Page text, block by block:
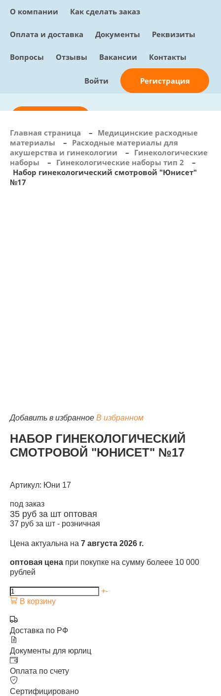
О компании Как сделать заказ
Оплата и доставка Документы Реквизиты
Вопросы Отзывы Вакансии Контакты
Войти Регистрация
info@sunmed.ru
Пн – Пт: с 10:00 - 18:00
+7 (495) 730-90-25
Главная страница – Медицинские расходные
материалы
– Расходные материалы для
акушерства и гинекологии
– Гинекологические
наборы
– Гинекологические наборы тип 2
–
Набор гинекологический смотровой "Юнисет"
№17
Добавить в избранное В избранном
НАБОР ГИНЕКОЛОГИЧЕСКИЙ
СМОТРОВОЙ "ЮНИСЕТ" №17
Артикул: Юни 17
под заказ
35 руб за шт оптовая
37 руб за шт - розничная
Цена актуальна на 7 августа 2026 г.
оптовая цена при покупке на сумму болеее 10 000
рублей
+-
В корзину
Доставка по РФ
Документы для юрлиц
Оплата по счету
Сертифицировано